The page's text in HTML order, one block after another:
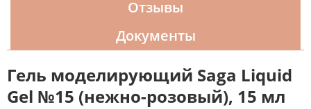
Отзывы
Документы
Гель моделирующий Saga Liquid
Gel №15 (нежно-розовый), 15 мл